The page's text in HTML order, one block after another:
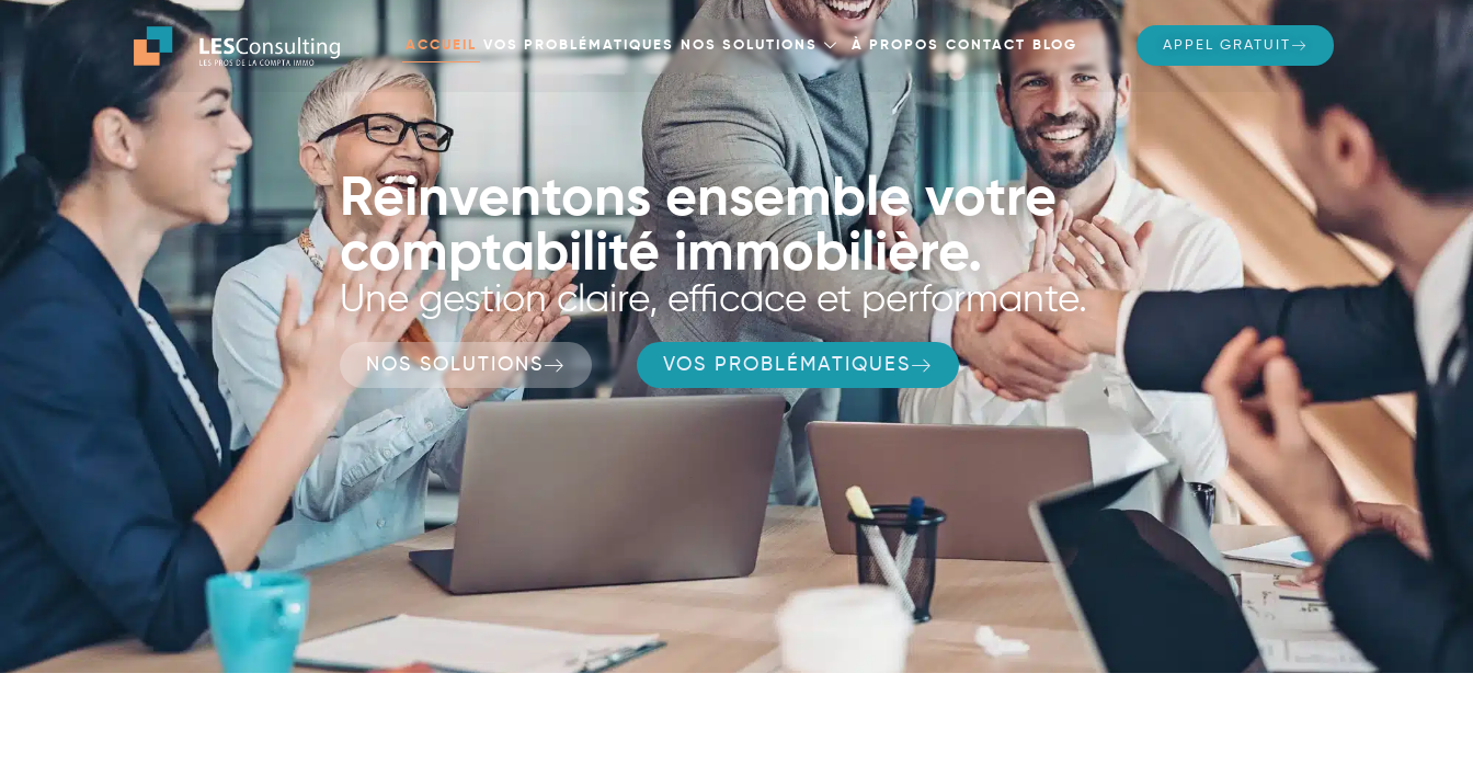
ACCUEIL VOS PROBLÉMATIQUES NOS SOLUTIONS À PROPOS CONTACT BLOG APPEL GRATUIT
Réinventons ensemble votre
comptabilité immobilière.
Une gestion claire, efficace et performante.
NOS SOLUTIONS VOS PROBLÉMATIQUES